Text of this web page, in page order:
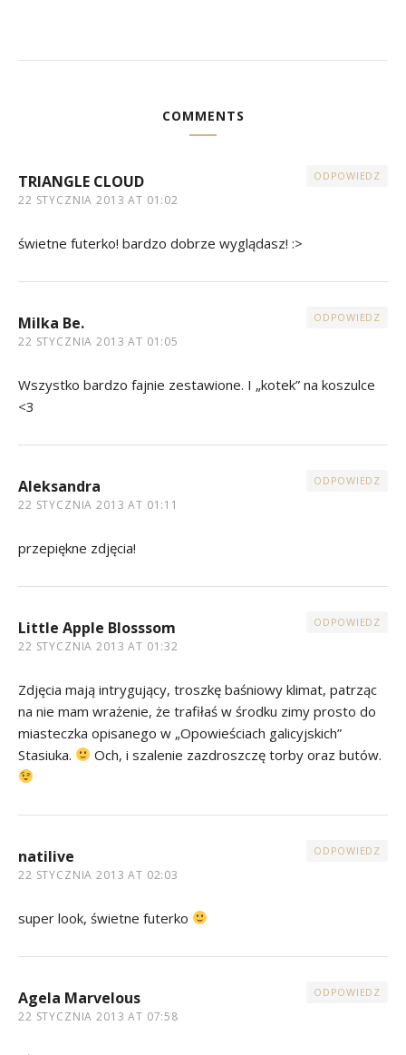
COMMENTS
TRIANGLE CLOUD
22 STYCZNIA 2013 AT 01:02
ODPOWIEDZ
świetne futerko! bardzo dobrze wyglądasz! :>
Milka Be.
22 STYCZNIA 2013 AT 01:05
ODPOWIEDZ
Wszystko bardzo fajnie zestawione. I „kotek” na koszulce
<3
Aleksandra
22 STYCZNIA 2013 AT 01:11
ODPOWIEDZ
przepiękne zdjęcia!
Little Apple Blosssom
22 STYCZNIA 2013 AT 01:32
ODPOWIEDZ
Zdjęcia mają intrygujący, troszkę baśniowy klimat, patrząc
na nie mam wrażenie, że trafiłaś w środku zimy prosto do
miasteczka opisanego w „Opowieściach galicyjskich”
Stasiuka.
Och, i szalenie zazdroszczę torby oraz butów.
natilive
22 STYCZNIA 2013 AT 02:03
ODPOWIEDZ
super look, świetne futerko
Agela Marvelous
22 STYCZNIA 2013 AT 07:58
ODPOWIEDZ